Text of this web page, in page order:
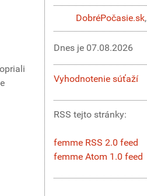
DobréPočasie.sk,
Dnes je 07.08.2026
Vyhodnotenie súťaží
RSS tejto stránky:
femme RSS 2.0 feed
femme Atom 1.0 feed